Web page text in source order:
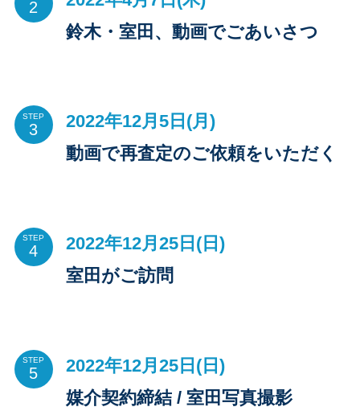
鈴木・室田、動画でごあいさつ
STEP
2022年12月5日(月)
動画で再査定のご依頼をいただく
STEP
2022年12月25日(日)
室田がご訪問
STEP
2022年12月25日(日)
媒介契約締結 / 室田写真撮影